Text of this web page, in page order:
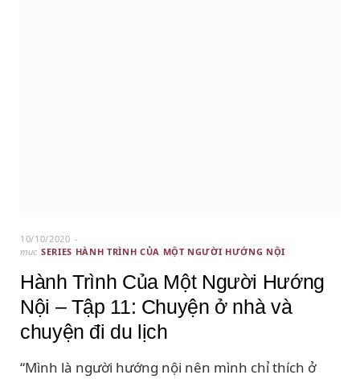
10/10/2020
mục SERIES HÀNH TRÌNH CỦA MỘT NGƯỜI HƯỚNG NỘI
Hành Trình Của Một Người Hướng
Nội – Tập 11: Chuyện ở nhà và
chuyện đi du lịch
“Mình là người hướng nội nên mình chỉ thích ở